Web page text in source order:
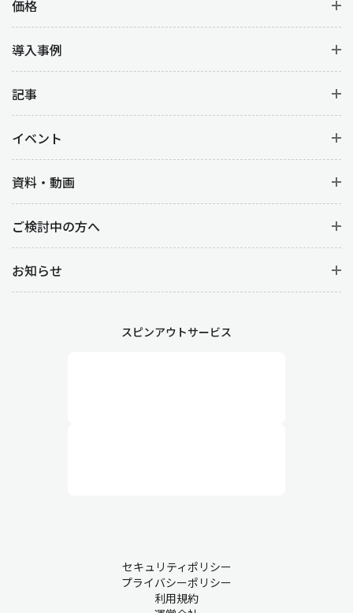
価格
導入事例
記事
イベント
資料・動画
ご検討中の方へ
お知らせ
スピンアウトサービス
セキュリティポリシー
プライバシーポリシー
利用規約